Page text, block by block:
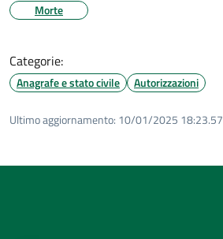
Morte
Categorie:
Anagrafe e stato civile Autorizzazioni
Ultimo aggiornamento: 10/01/2025 18:23.57